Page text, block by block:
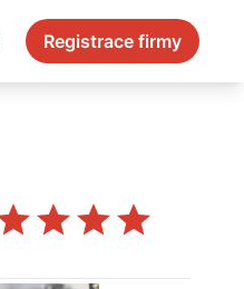
Registrace firmy